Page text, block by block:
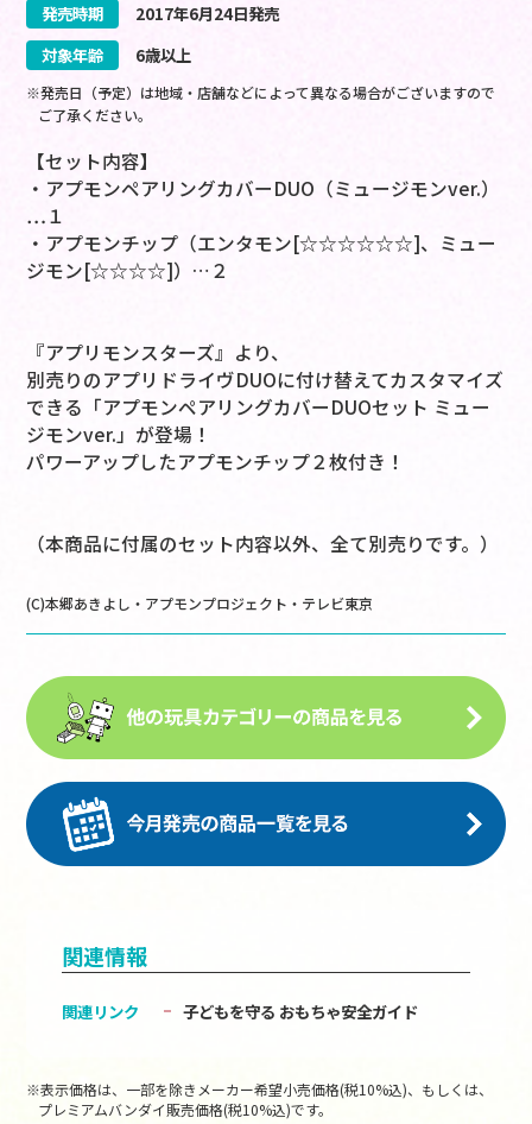
発売時期
2017年6月24日発売
対象年齢
6歳以上
※発売日（予定）は地域・店舗などによって異なる場合がございますので
ご了承ください。
【セット内容】
・アプモンペアリングカバーDUO（ミュージモンver.）
…１
・アプモンチップ（エンタモン[☆☆☆☆☆☆]、ミュー
ジモン[☆☆☆☆]）…２
『アプリモンスターズ』より、
別売りのアプリドライヴDUOに付け替えてカスタマイズ
できる「アプモンペアリングカバーDUOセット ミュー
ジモンver.」が登場！
パワーアップしたアプモンチップ２枚付き！
（本商品に付属のセット内容以外、全て別売りです。）
(C)本郷あきよし・アプモンプロジェクト・テレビ東京
関連情報
関連リンク 子どもを守る おもちゃ安全ガイド
※表示価格は、一部を除きメーカー希望小売価格(税10%込)、もしくは、
プレミアムバンダイ販売価格(税10%込)です。